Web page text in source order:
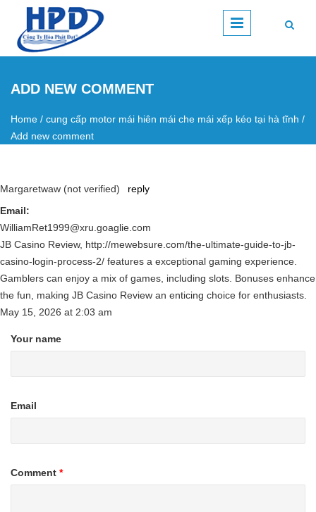
Skip to main content
ADD NEW COMMENT
You are here
Home / cung cấp motor mái hiên mái che mái xếp kéo tại hà tĩnh /
Add new comment
Margaretwaw (not verified)
reply
Email:
WilliamRet1999@xru.goaglie.com
JB Casino Review, http://mewebsure.com/the-ultimate-guide-to-jb-
casino-login-process-2/ features a exceptional gaming experience.
Gamblers can enjoy a mix of games, including slots. Bonuses enhance
the fun, making JB Casino Review an enticing choice for enthusiasts.
May 15, 2026 at 2:03 am
Your name
Email
Comment *